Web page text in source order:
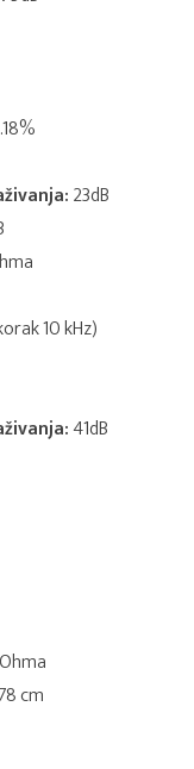
23dB
10 kHz)
41dB
cm